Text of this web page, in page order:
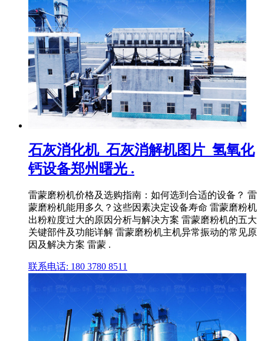
石灰消化机_石灰消解机图片_氢氧化
钙设备郑州曙光 .
雷蒙磨粉机价格及选购指南：如何选到合适的设备？ 雷
蒙磨粉机能用多久？这些因素决定设备寿命 雷蒙磨粉机
出粉粒度过大的原因分析与解决方案 雷蒙磨粉机的五大
关键部件及功能详解 雷蒙磨粉机主机异常振动的常见原
因及解决方案 雷蒙 .
联系电话: 180 3780 8511